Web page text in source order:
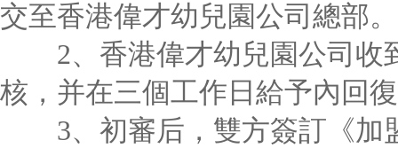
交至香港偉才幼兒園公司總部。
2、香港偉才幼兒園公司收
核，并在三個工作日給予內回
3、初審后，雙方簽訂《加